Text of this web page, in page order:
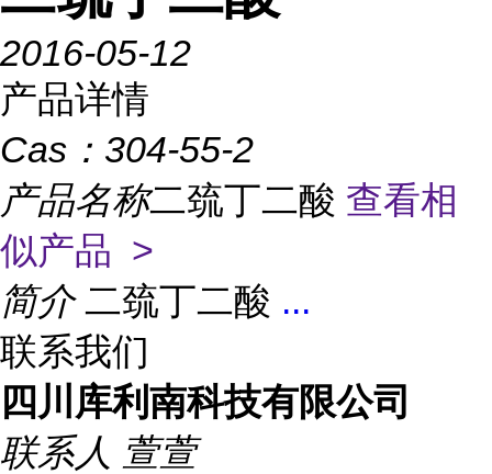
2016-05-12
产品详情
Cas： 304-55-2
产品名称二巯丁二酸 查看相
似产品 >
简介 二巯丁二酸 ...
联系我们
四川库利南科技有限公司
联系人 萱萱